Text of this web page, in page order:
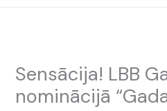
Sensācija! LBB
nominācijā